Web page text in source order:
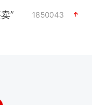
” 1850043